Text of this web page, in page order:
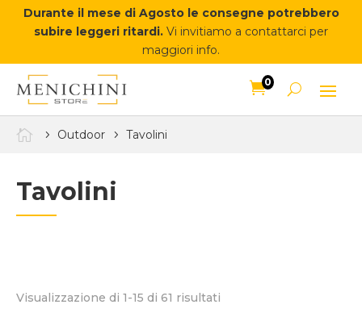
Durante il mese di Agosto le consegne potrebbero
subire leggeri ritardi. Vi invitiamo a contattarci per
maggiori info.
0
 Outdoor Tavolini
Tavolini
Visualizzazione di 1-15 di 61 risultati